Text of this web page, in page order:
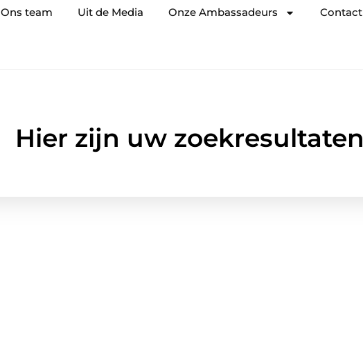
Ons team Uit de Media Onze Ambassadeurs Contact
Hier zijn uw zoekresultaten